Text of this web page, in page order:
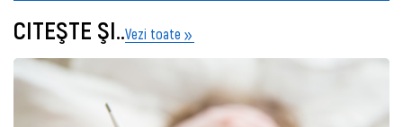
CITEŞTE ŞI..Vezi toate